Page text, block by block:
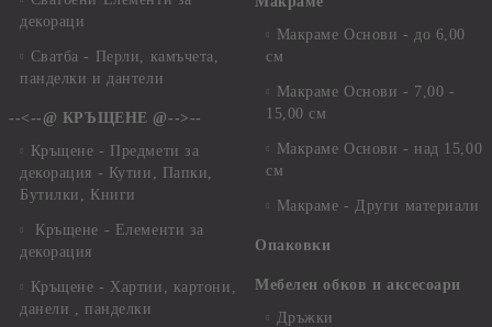
декораци
Сватба - Перли, камъчета,
панделки и дантели
--<--@ КРЪЩЕНЕ @-->--
Кръщене - Предмети за
декорация - Кутии, Папки,
Бутилки, Книги
Кръщене - Елементи за
декорация
Кръщене - Хартии, картони,
данели , панделки
Макраме Основи - до 6,00
см
Макраме Основи - 7,00 -
15,00 см
Макраме Основи - над 15,00
см
Макраме - Други материали
Опаковки
Мебелен обков и аксесоари
Дръжки